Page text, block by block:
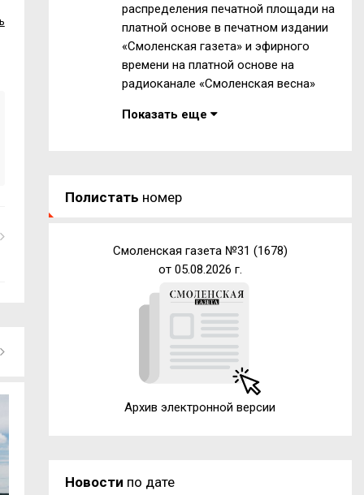
распределения печатной площади на
платной основе в печатном издании
«Смоленская газета» и эфирного
времени на платной основе на
радиоканале «Смоленская весна»
Показать еще
Полистать номер
Смоленская газета №31 (1678)
от 05.08.2026 г.
Архив электронной версии
Новости по дате